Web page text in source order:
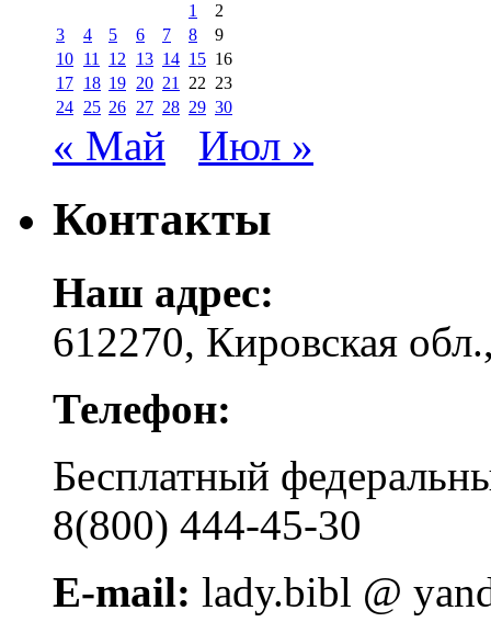
1
2
3
4 5 6 7 8
9
10 11 12 13 14 15 16
17 18 19 20 21 22 23
24 25 26 27 28 29 30
« Май Июл »
Контакты
Наш адрес:
612270, Кировская
Телефон:
Бесплатный
8(800) 444-45-30
E-mail: lady.bibl @